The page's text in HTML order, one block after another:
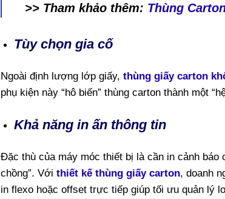
>> Tham khảo thêm: Thùng
Tùy chọn gia cố
Ngoài định lượng lớp giấy, thùng giấy carton
phụ kiện này “hô biến” thùng carton thành một
Khả năng in ấn thông tin
Đặc thù của máy móc thiết bị là cần in cảnh báo
chồng”. Với thiết kế thùng giấy carton, doanh
in flexo hoặc offset trực tiếp giúp tối ưu quản lý